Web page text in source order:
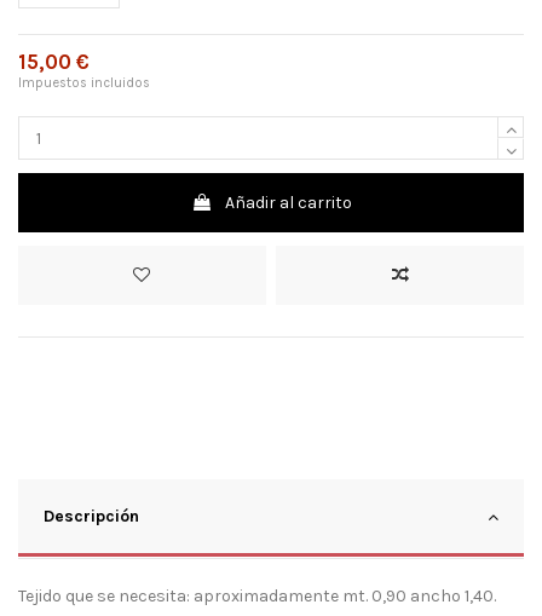
15,00 €
Impuestos incluidos
Añadir al carrito
Descripción
Tejido que se necesita: aproximadamente mt. 0,90 ancho 1,40.